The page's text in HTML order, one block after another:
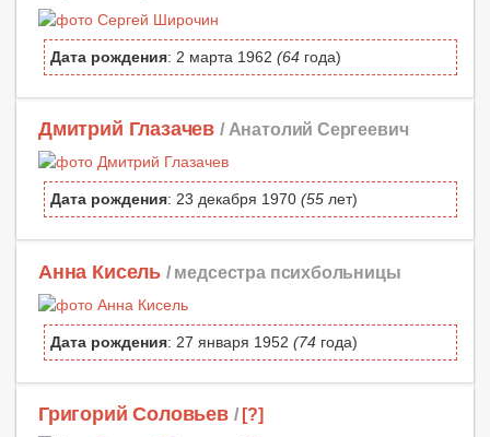
Дата рождения: 2 марта 1962 (64 года)
Дмитрий Глазачев / Анатолий Сергеевич
Дата рождения: 23 декабря 1970 (55 лет)
Анна Кисель / медсестра психбольницы
Дата рождения: 27 января 1952 (74 года)
Григорий Соловьев / [?]